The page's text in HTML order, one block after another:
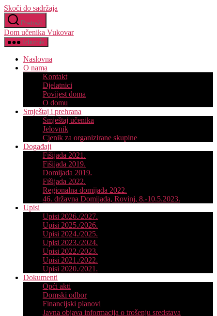
Skoči do sadržaja
Pretraži
Dom učenika Vukovar
Izbornik
Naslovna
O nama
Kontakt
Djelatnici
Povijest doma
O domu
Smještaj i prehrana
Smještaj učenika
Jelovnik
Cjenik za organizirane skupine
Događaji
Fišijada 2021.
Fišijada 2019.
Domijada 2019.
Fišijada 2022.
Regionalna domijada 2022.
46. državna Domijada, Rovinj, 8.-10.5.2023.
Upisi
Upisi 2026./2027.
Upisi 2025./2026.
Upisi 2024./2025.
Upisi 2023./2024.
Upisi 2022./2023.
Upisi 2021./2022.
Upisi 2020./2021.
Dokumenti
Opći akti
Domski odbor
Financijski planovi
Javna objava informacija o trošenju sredstava